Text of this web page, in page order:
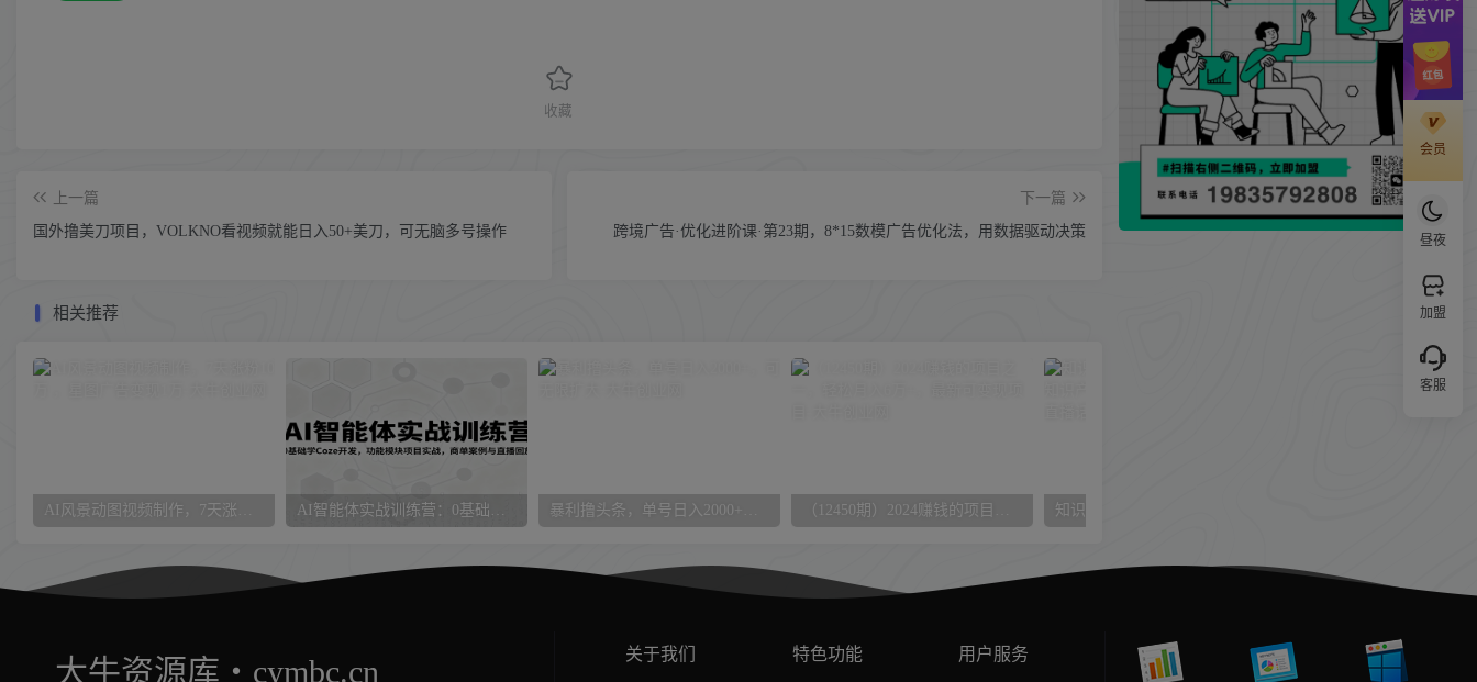
会员
昼夜
加盟
客服
收藏
上一篇
国外撸美刀项目，VOLKNO看视频就能日入50+美刀，可无脑多号操作
下一篇
跨境广告·优化进阶课·第23期，8*15数模广告优化法，用数据驱动决策
相关推荐
大牛资源库・cymbc.cn 关于我们 特色功能 用户服务